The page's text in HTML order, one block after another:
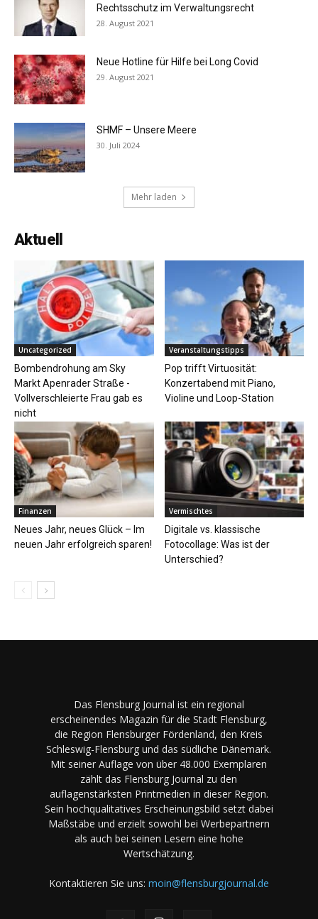
Rechtsschutz im Verwaltungsrecht
28. August 2021
Neue Hotline für Hilfe bei Long Covid
29. August 2021
SHMF – Unsere Meere
30. Juli 2024
Mehr laden
Aktuell
Uncategorized
Bombendrohung am Sky
Markt Apenrader Straße -
Vollverschleierte Frau gab es
nicht
Veranstaltungstipps
Pop trifft Virtuosität:
Konzertabend mit Piano,
Violine und Loop-Station
Finanzen
Neues Jahr, neues Glück – Im
neuen Jahr erfolgreich sparen!
Vermischtes
Digitale vs. klassische
Fotocollage: Was ist der
Unterschied?
Das Flensburg Journal ist ein regional
erscheinendes Magazin für die Stadt Flensburg,
die Region Flensburger Fördenland, den Kreis
Schleswig-Flensburg und das südliche Dänemark.
Mit seiner Auflage von über 48.000 Exemplaren
zählt das Flensburg Journal zu den
auflagenstärksten Printmedien in dieser Region.
Sein hochqualitatives Erscheinungsbild setzt dabei
Maßstäbe und erzielt sowohl bei Werbepartnern
als auch bei seinen Lesern eine hohe
Wertschätzung.
Kontaktieren Sie uns: moin@flensburgjournal.de